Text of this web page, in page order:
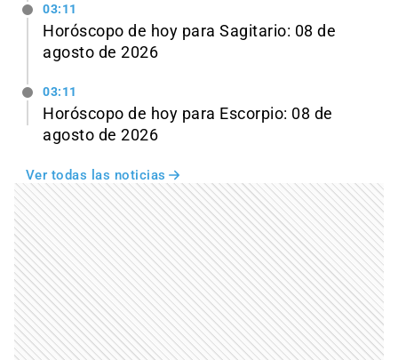
03:11
Horóscopo de hoy para Sagitario: 08 de
agosto de 2026
03:11
Horóscopo de hoy para Escorpio: 08 de
agosto de 2026
Ver todas las noticias